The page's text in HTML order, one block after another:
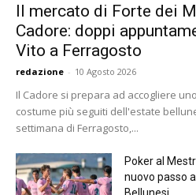
Il mercato di Forte dei
Cadore: doppi
Vito a Ferragosto
redazione - 10 Agosto 2026
Il Cadore si prepara ad accogliere
costume più seguiti dell'estate
settimana di Ferragosto,...
Poker al
nuovo passo
Bellunesi